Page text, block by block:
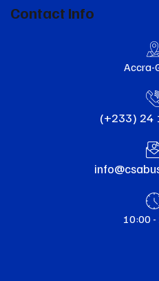
Contact Info
Accra-
(+233) 24
10:00